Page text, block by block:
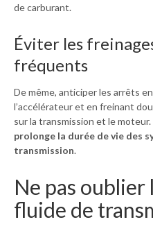
de carburant.
Éviter les
fréquents
De même, anticiper les arrêts
l’accélérateur et en freinant
sur la transmission et le moteur.
prolonge la durée de vie des
transmission.
Ne pas oublier
fluide de